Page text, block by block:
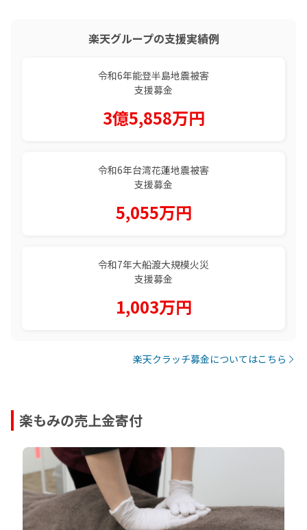
楽天グループの支援実績例
令和6年能登半島地震被害
支援募金
3億5,858万円
令和6年台湾花蓮地震被害
支援募金
5,055万円
令和7年大船渡大規模火災
支援募金
1,003万円
楽天クラッチ募金についてはこちら
楽もみの売上金寄付